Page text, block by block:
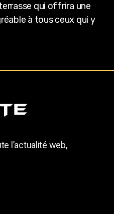
qui offrira une
à tous ceux qui y
l’actualité web,